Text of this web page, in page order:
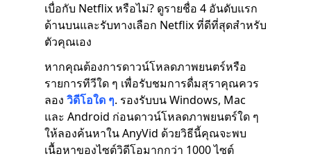
เบื่อกับ Netflix หรือไม่? ดูรายชื่อ 4 อันดับแรก
ด้านบนและรับทางเลือก Netflix ที่ดีที่สุดสำหรับ
ตัวคุณเอง
หากคุณต้องการดาวน์โหลดภาพยนตร์หรือ
รายการทีวีใด ๆ เพื่อรับชมการดื่มสุราคุณควร
ลอง วิดีโอใด ๆ. รองรับบน Windows, Mac
และ Android ก่อนดาวน์โหลดภาพยนตร์ใด ๆ
ให้ลองค้นหาใน AnyVid ด้วยวิธีนี้คุณจะพบ
เนื้อหาของไซต์วิดีโอมากกว่า 1000 ไซต์